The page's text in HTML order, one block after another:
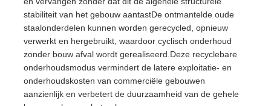
stabiliteit van het gebouw aantastDe ontmantelde oude
staalonderdelen kunnen worden gerecycled, opnieuw
verwerkt en hergebruikt, waardoor cyclisch onderhoud
zonder bouw afval wordt gerealiseerd.Deze recyclebare
onderhoudsmodus vermindert de latere exploitatie- en
onderhoudskosten van commerciële gebouwen
aanzienlijk en verbetert de duurzaamheid van de gehele